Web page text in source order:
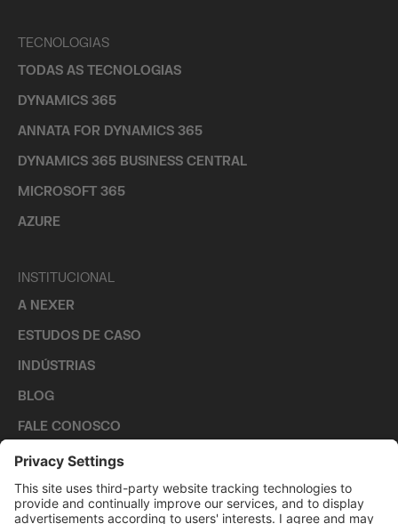
TECNOLOGIAS
TODAS AS TECNOLOGIAS
DYNAMICS 365
ANNATA FOR DYNAMICS 365
DYNAMICS 365 BUSINESS CENTRAL
MICROSOFT 365
AZURE
INSTITUCIONAL
A NEXER
ESTUDOS DE CASO
INDÚSTRIAS
BLOG
FALE CONOSCO
CARREIRAS